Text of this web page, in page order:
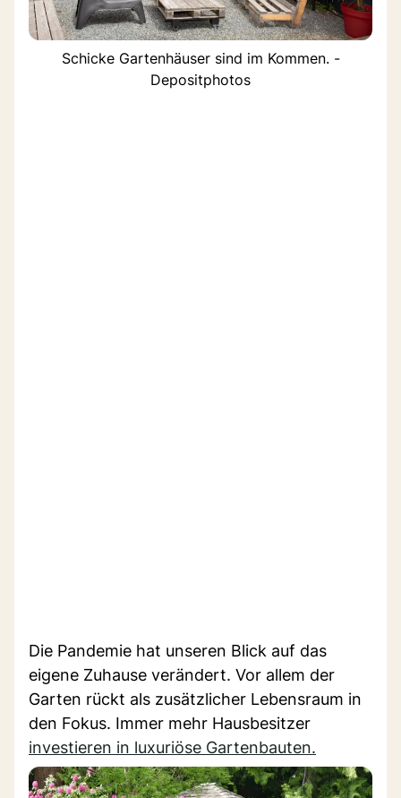
Schicke Gartenhäuser sind im Kommen. -
Depositphotos
Die Pandemie hat unseren Blick auf das
eigene Zuhause verändert. Vor allem der
Garten rückt als zusätzlicher Lebensraum in
den Fokus. Immer mehr Hausbesitzer
investieren in luxuriöse Gartenbauten.